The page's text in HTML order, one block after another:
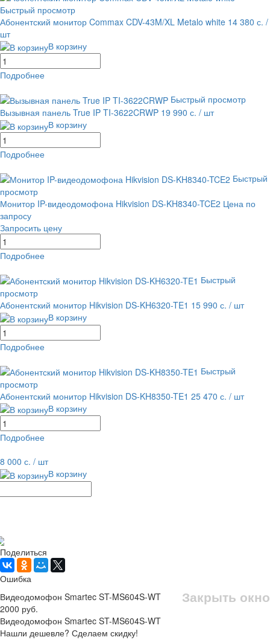
Быстрый просмотр
Абонентский монитор Commax CDV-43M/XL Metalo white 14 380 с. /
шт
В корзину
Подробнее
Быстрый просмотр
Вызывная панель True IP TI-3622CRWP 19 990 с. / шт
В корзину
Подробнее
Быстрый
просмотр
Монитор IP-видеодомофона Hikvision DS-KH8340-TCE2 Цена по
запросу
Запросить цену
Подробнее
Быстрый
просмотр
Абонентский монитор Hikvision DS-KH6320-TE1 15 990 с. / шт
В корзину
Подробнее
Быстрый
просмотр
Абонентский монитор Hikvision DS-KH8350-TE1 25 470 с. / шт
В корзину
Подробнее
8 000 с. / шт
В корзину
Поделиться
Ошибка
Закрыть окно
Видеодомофон Smartec ST-MS604S-WT
2000 руб.
Видеодомофон Smartec ST-MS604S-WT
Нашли дешевле? Сделаем скидку!